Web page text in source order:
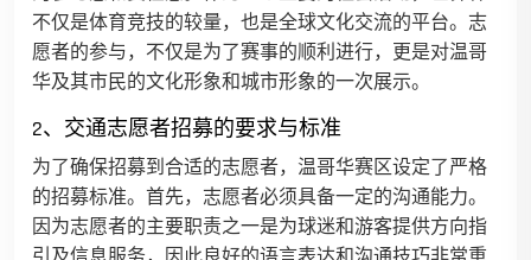
不仅是体育竞技的较量，也是全球文化交流的平台。志
愿者的参与，不仅是为了赛事的顺利进行，更是对温哥
华及其市民的文化形象和城市形象的一次展示。
2、交通志愿者招募的要求与标准
为了确保招募到合适的志愿者，温哥华赛区设定了严格
的招募标准。首先，志愿者必须具备一定的沟通能力。
因为志愿者的主要职责之一是为球迷和游客提供方向指